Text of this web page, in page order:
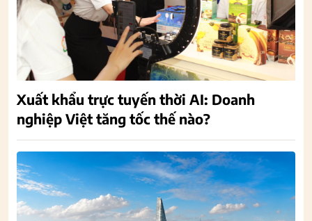
Xuất khẩu trực tuyến thời AI: Doanh
nghiệp Việt tăng tốc thế nào?